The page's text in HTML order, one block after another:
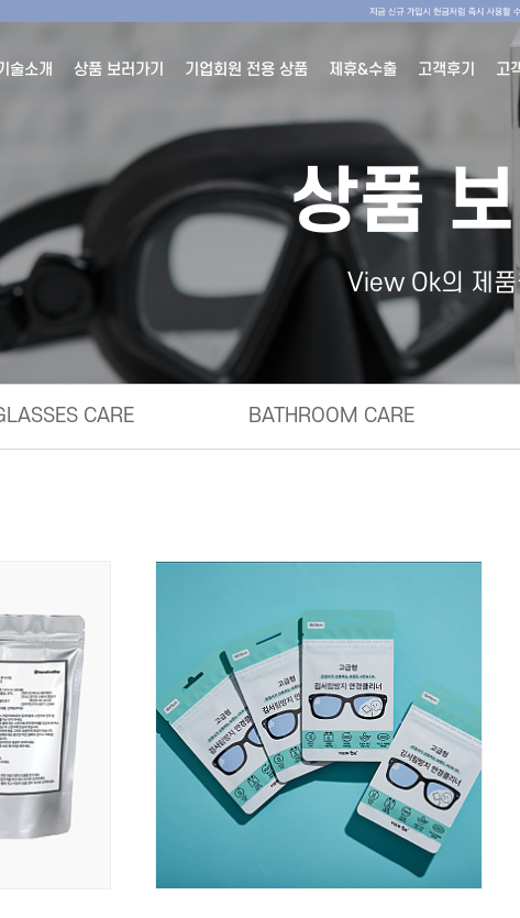
술소개 상품 보러가기 기업회원 전용 상품 제휴&수출 고객후기 고
상품
View Ok의 제
CARE BATHROOM CARE